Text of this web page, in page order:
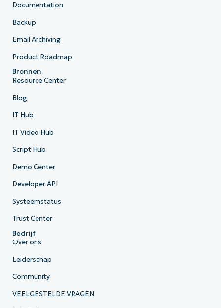
Documentation
Backup
Email Archiving
Product Roadmap
Bronnen
Resource Center
Blog
IT Hub
IT Video Hub
Script Hub
Demo Center
Developer API
Systeemstatus
Trust Center
Bedrijf
Over ons
Leiderschap
Community
VEELGESTELDE VRAGEN